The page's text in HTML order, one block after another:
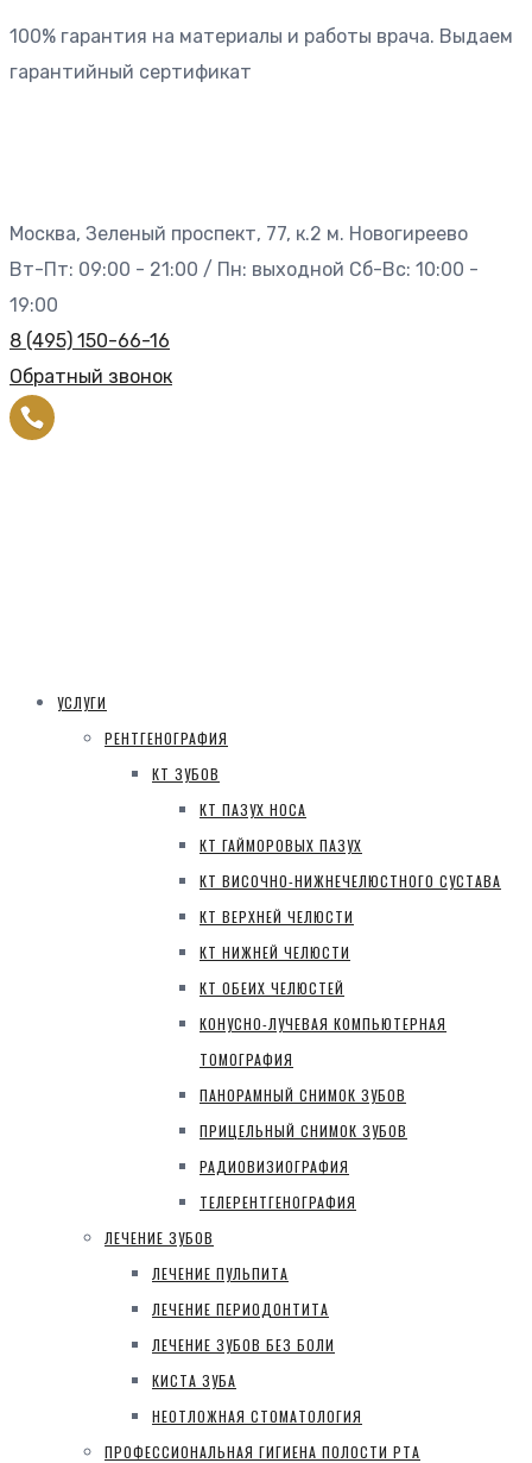
100% гарантия на материалы и работы врача. Выдаем
гарантийный сертификат
Москва, Зеленый проспект, 77, к.2 м. Новогиреево
Вт-Пт: 09:00 - 21:00 / Пн: выходной Сб-Вс: 10:00 -
19:00
8 (495) 150-66-16
Обратный звонок
УСЛУГИ
РЕНТГЕНОГРАФИЯ
КТ ЗУБОВ
КТ ПАЗУХ НОСА
КТ ГАЙМОРОВЫХ ПАЗУХ
КТ ВИСОЧНО-НИЖНЕЧЕЛЮСТНОГО СУСТАВА
КТ ВЕРХНЕЙ ЧЕЛЮСТИ
КТ НИЖНЕЙ ЧЕЛЮСТИ
КТ ОБЕИХ ЧЕЛЮСТЕЙ
КОНУСНО-ЛУЧЕВАЯ КОМПЬЮТЕРНАЯ
ТОМОГРАФИЯ
ПАНОРАМНЫЙ СНИМОК ЗУБОВ
ПРИЦЕЛЬНЫЙ СНИМОК ЗУБОВ
РАДИОВИЗИОГРАФИЯ
ТЕЛЕРЕНТГЕНОГРАФИЯ
ЛЕЧЕНИЕ ЗУБОВ
ЛЕЧЕНИЕ ПУЛЬПИТА
ЛЕЧЕНИЕ ПЕРИОДОНТИТА
ЛЕЧЕНИЕ ЗУБОВ БЕЗ БОЛИ
КИСТА ЗУБА
НЕОТЛОЖНАЯ СТОМАТОЛОГИЯ
ПРОФЕССИОНАЛЬНАЯ ГИГИЕНА ПОЛОСТИ РТА